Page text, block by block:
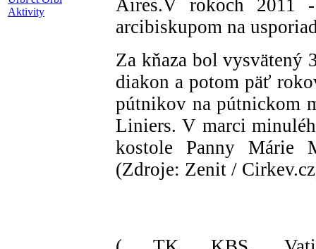
Aktivity
Aires.V rokoch 2011
arcibiskupom na
Za kňaza bol vysvätený
diakon a potom päť
pútnikov na pútnickom
Liniers. V marci
kostole Panny Márie
(Zdroje: Zenit /